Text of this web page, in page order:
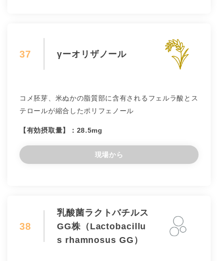
37 γーオリザノール
コメ胚芽、米ぬかの脂質部に含有されるフェルラ酸とス
テロールが縮合したポリフェノール
【有効摂取量】：28.5mg
現場から
38
乳酸菌ラクトバチルス
GG株（Lactobacillu
s rhamnosus GG）